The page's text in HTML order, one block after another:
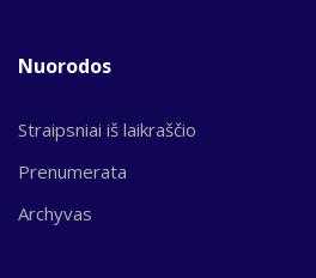
Nuorodos
Straipsniai iš laikraščio
Prenumerata
Archyvas